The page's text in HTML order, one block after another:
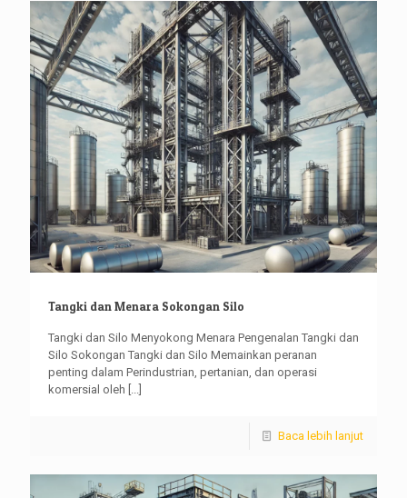
Tangki dan Menara Sokongan Silo
Tangki dan Silo Menyokong Menara Pengenalan Tangki dan
Silo Sokongan Tangki dan Silo Memainkan peranan
penting dalam Perindustrian, pertanian, dan operasi
komersial oleh [...]
Baca lebih lanjut